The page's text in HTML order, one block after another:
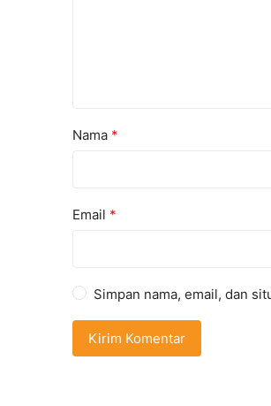
Nama *
Email *
Simpan nama, email, dan